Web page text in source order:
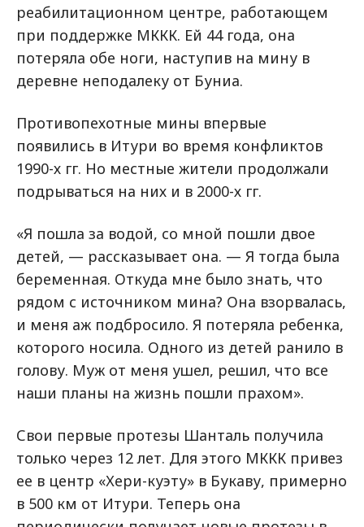
реабилитационном центре, работающем
при поддержке МККК. Ей 44 года, она
потеряла обе ноги, наступив на мину в
деревне неподалеку от Буниа.
Противопехотные мины впервые
появились в Итури во время конфликтов
1990-х гг. Но местные жители продолжали
подрываться на них и в 2000-х гг.
«Я пошла за водой, со мной пошли двое
детей, — рассказывает она. — Я тогда была
беременная. Откуда мне было знать, что
рядом с источником мина? Она взорвалась,
и меня аж подбросило. Я потеряла ребенка,
которого носила. Одного из детей ранило в
голову. Муж от меня ушел, решил, что все
наши планы на жизнь пошли прахом».
Свои первые протезы Шанталь получила
только через 12 лет. Для этого МККК привез
ее в центр «Хери-куэту» в Букаву, примерно
в 500 км от Итури. Теперь она